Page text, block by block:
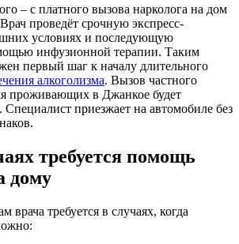
– с платного вызова нарколога на дом
проведёт срочную экспресс-
условиях и последующую
инфузионной терапии. Таким
первый шаг к началу длительного
алкоголизма. Вызов частного
проживающих в Джанкое будет
приезжает на автомобиле без
требуется помощь
дому
врача требуется в случаях, когда